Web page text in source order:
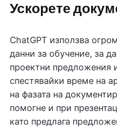
Ускорете
ChatGPT използва
данни за обучение, за
проектни предложения
спестявайки време на
на фазата на
помогне и при
като предлага